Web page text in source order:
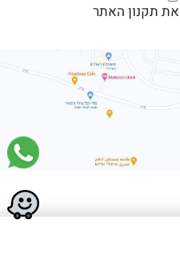
תקנון האתר